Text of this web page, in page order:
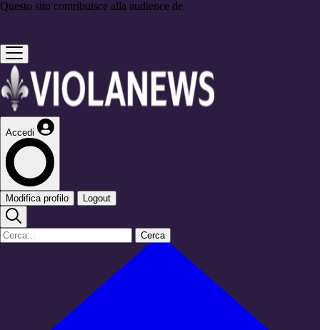
Questo sito contribuisce alla audience de
Accedi
Modifica profilo Logout
Cerca